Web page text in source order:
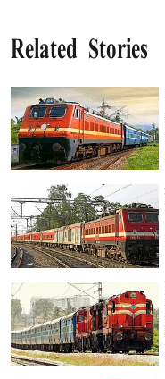
Related Stories